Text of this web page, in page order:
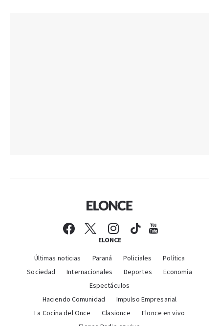
ELONCE
Últimas noticias Paraná Policiales
Política
Sociedad
Internacionales Deportes
Economía
Espectáculos
Haciendo Comunidad
Impulso Empresarial
La Cocina del Once
Clasionce
Elonce en vivo